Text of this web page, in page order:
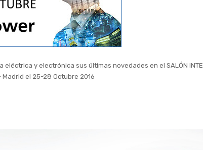
y electrónica sus últimas novedades en el SALÓN
Madrid el 25-28 Octubre 2016